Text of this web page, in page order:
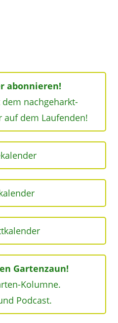
abonnieren!
nachgeharkt-
dem Laufenden!
Gartenzaun!
Kolumne.
Podcast.